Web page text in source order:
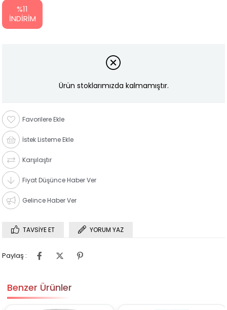
%11
İNDIRIM
Ürün stoklarımızda kalmamıştır.
Favorilere Ekle
İstek Listeme Ekle
Karşılaştır
Fiyat Düşünce Haber Ver
Gelince Haber Ver
TAVSIYE ET YORUM YAZ
Paylaş :
Benzer Ürünler